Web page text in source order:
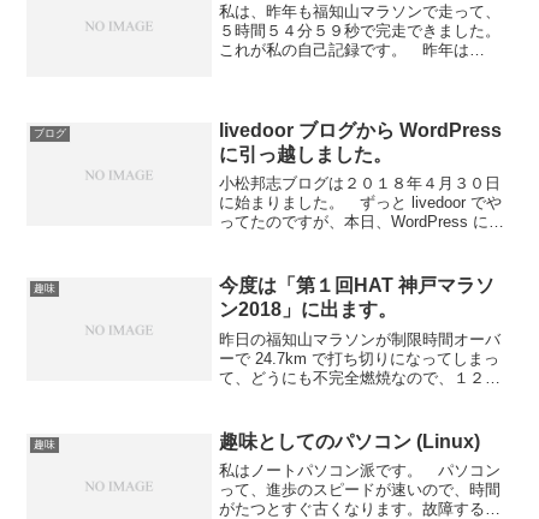
私は、昨年も福知山マラソンで走って、
５時間５４分５９秒で完走できました。
これが私の自己記録です。 昨年は
ィションは悪く...
ブログ
livedoor ブログから WordPress
に引っ越しました。
小松邦志ブログは２０１８年４月３０日
に始まりました。 ずっと livedoor でや
ってたのですが、本日、WordPress に引
しまってます。画像も見られなくなって
し...
趣味
今度は「第１回HAT 神戸マラソ
ン2018」に出ます。
昨日の福知山マラソンが制限時間オーバ
ーで 24.7km で打ち切りになってしまっ
て、どうにも不完全燃焼なので、１２月
６時間以内で完走できるようにがんばり
ます。 体重を ...
趣味 趣味としてのパソコン (Linux)
私はノートパソコン派です。 パソコン
って、進歩のスピードが速いので、時間
がたつとすぐ古くなります。故障するこ